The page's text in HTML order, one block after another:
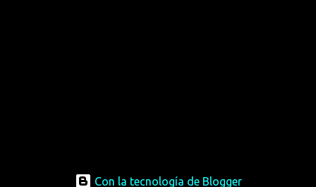
Con la tecnología de Blogger